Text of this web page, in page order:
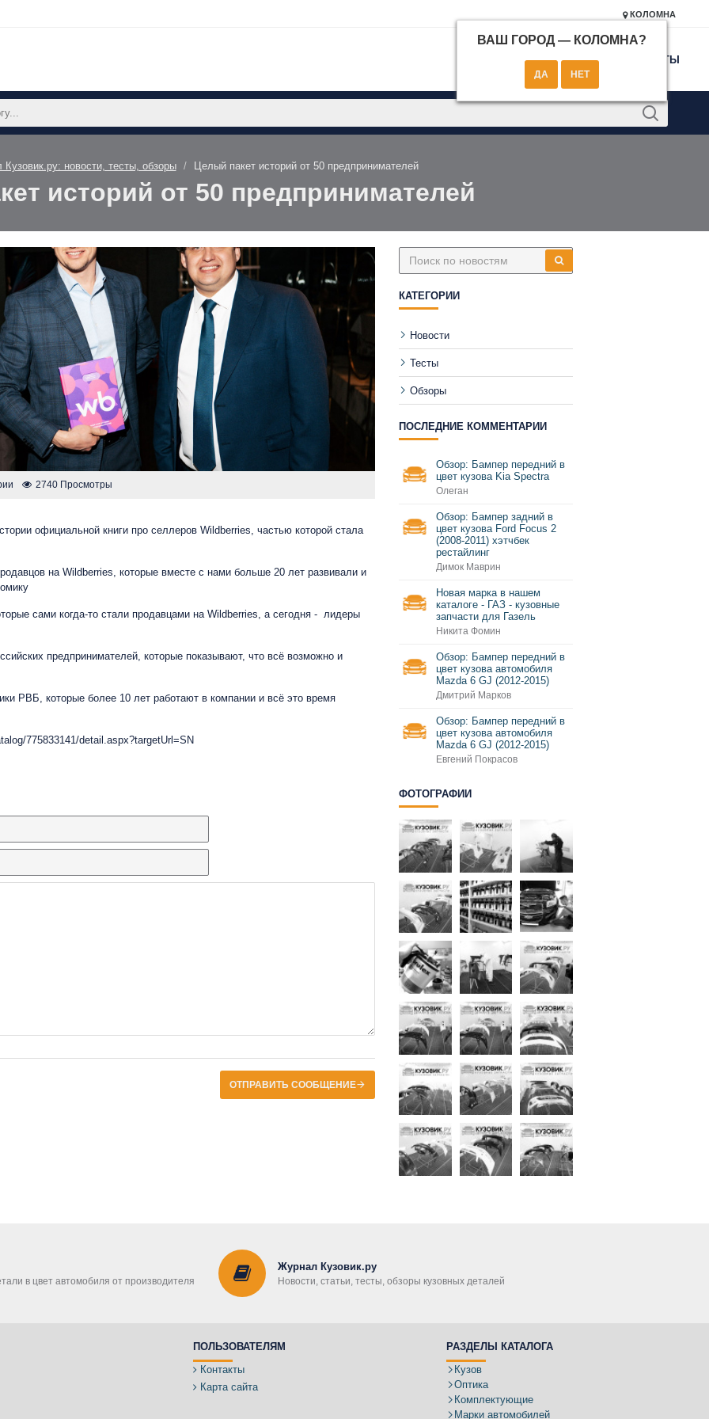
КОЛОМНА
ВАШ ГОРОД — КОЛОМНА?
КОНТАКТЫ
новости, тесты, обзоры Целый пакет историй от 50 предпринимателей
историй от 50 предпринимателей
2740 Просмотры
официальной книги про селлеров Wildberries, частью которой стала
на Wildberries, которые вместе с нами больше 20 лет развивали и
сами когда-то стали продавцами на Wildberries, а сегодня - лидеры
предпринимателей, которые показывают, что всё возможно и
РВБ, которые более 10 лет работают в компании и всё это время
775833141/detail.aspx?targetUrl=SN
ОТПРАВИТЬ СООБЩЕНИЕ
КАТЕГОРИИ
Новости
Тесты
Обзоры
ПОСЛЕДНИЕ КОММЕНТАРИИ
Обзор: Бампер передний в
цвет кузова Kia Spectra
Олеган
Обзор: Бампер задний в
цвет кузова Ford Focus 2
(2008-2011) хэтчбек
рестайлинг
Димок Маврин
Новая марка в нашем
каталоге - ГАЗ - кузовные
запчасти для Газель
Никита Фомин
Обзор: Бампер передний в
цвет кузова автомобиля
Mazda 6 GJ (2012-2015)
Дмитрий Марков
Обзор: Бампер передний в
цвет кузова автомобиля
Mazda 6 GJ (2012-2015)
Евгений Покрасов
ФОТОГРАФИИ
в цвет автомобиля от производителя
Журнал Кузовик.ру
Новости, статьи, тесты, обзоры кузовных деталей
ПОЛЬЗОВАТЕЛЯМ
Контакты
Карта сайта
РАЗДЕЛЫ КАТАЛОГА
Кузов
Оптика
Комплектующие
Марки автомобилей